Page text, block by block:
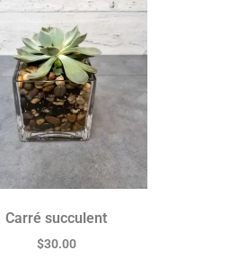
Carré succulent
$30.00